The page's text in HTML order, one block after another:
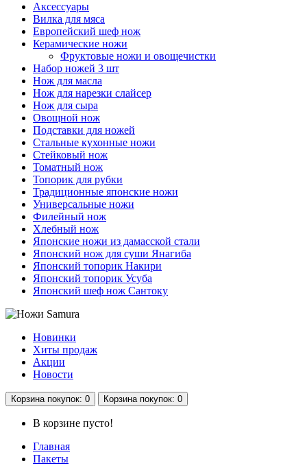
Аксессуары
Вилка для мяса
Европейский шеф нож
Керамические ножи
Фруктовые ножи и овощечистки
Набор ножей 3 шт
Нож для масла
Нож для нарезки слайсер
Нож для сыра
Овощной нож
Подставки для ножей
Стальные кухонные ножи
Стейковый нож
Томатный нож
Топорик для рубки
Традиционные японские ножи
Универсальные ножи
Филейный нож
Хлебный нож
Японские ножи из дамасской стали
Японский нож для суши Янагиба
Японский топорик Накири
Японский топорик Усуба
Японский шеф нож Сантоку
Новинки
Хиты продаж
Акции
Новости
Корзинапокупок: 0 Корзинапокупок: 0
В корзине пусто!
Главная
Пакеты